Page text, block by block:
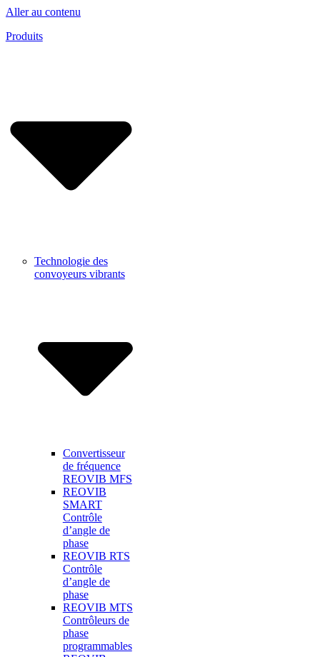
Aller au contenu
Produits
Technologie des
convoyeurs vibrants
Convertisseur
de fréquence
REOVIB MFS
REOVIB
SMART
Contrôle
d’angle de
phase
REOVIB RTS
Contrôle
d’angle de
phase
REOVIB MTS
Contrôleurs de
phase
programmables